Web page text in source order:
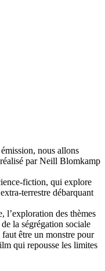
nous allons
par Neill Blomkamp
fiction, qui explore
terrestre débarquant
l’exploration des thèmes
la ségrégation sociale
être un monstre pour
qui repousse les limites